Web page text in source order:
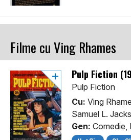
Filme cu Ving Rhames
Pulp Fiction
Pulp Fiction
Cu: Ving
Samuel L.
Gen: Comedie,